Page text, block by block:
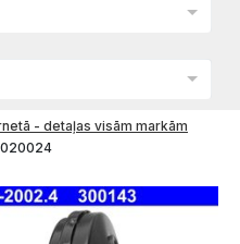
- detaļas visām markām